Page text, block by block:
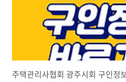
주택관리사협회 광주시회 구인정